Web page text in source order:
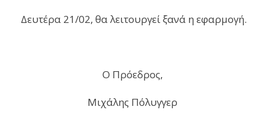
Δευτέρα 21/02, θα λειτουργεί ξανά η εφαρμογή.
Ο Πρόεδρος,
Μιχάλης Πόλυγγερ